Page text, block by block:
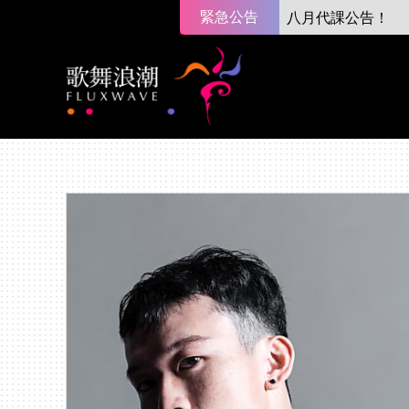
緊急公告 八月代課公告！